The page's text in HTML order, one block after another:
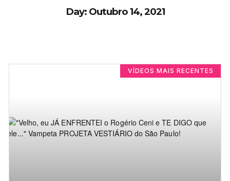
Day: Outubro 14, 2021
VÍDEOS MAIS RECENTES